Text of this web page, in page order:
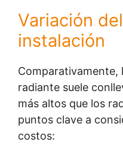
Variación
instalación
Comparativamente,
radiante suele
más altos que los
puntos clave a
costos: